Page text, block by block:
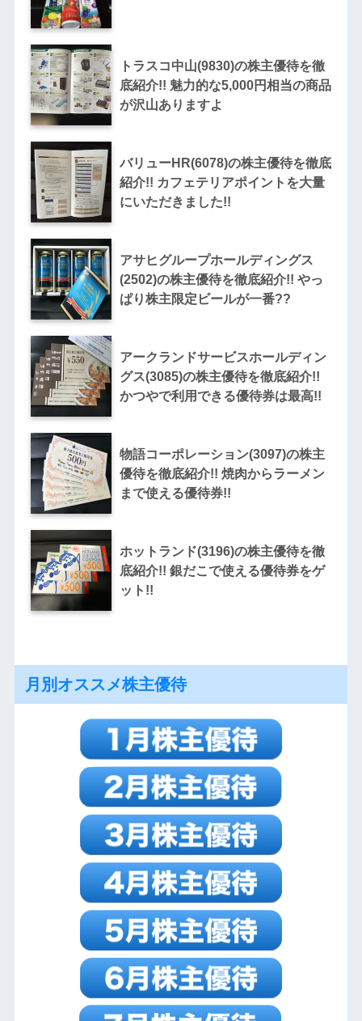
トラスコ中山(9830)の株主優待を徹
底紹介!! 魅力的な5,000円相当の商品
が沢山ありますよ
バリューHR(6078)の株主優待を徹底
紹介!! カフェテリアポイントを大量
にいただきました!!
アサヒグループホールディングス
(2502)の株主優待を徹底紹介!! やっ
ぱり株主限定ビールが一番??
アークランドサービスホールディン
グス(3085)の株主優待を徹底紹介!!
かつやで利用できる優待券は最高!!
物語コーポレーション(3097)の株主
優待を徹底紹介!! 焼肉からラーメン
まで使える優待券!!
ホットランド(3196)の株主優待を徹
底紹介!! 銀だこで使える優待券をゲ
ット!!
月別オススメ株主優待